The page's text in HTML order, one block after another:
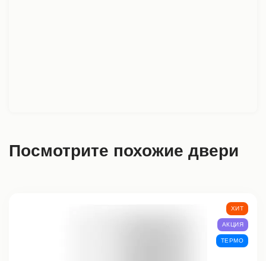
Посмотрите похожие двери
ХИТ
АКЦИЯ
ТЕРМО